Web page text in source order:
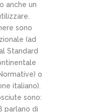
anche un
sono
(ad
Standard
o
italiano).
sono:
parlano di